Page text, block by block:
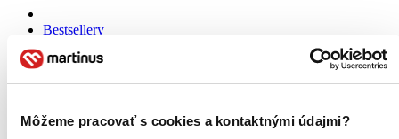
Môžeme pracovať s cookies a kontaktnými údajmi?
Bestsellery
Novinky